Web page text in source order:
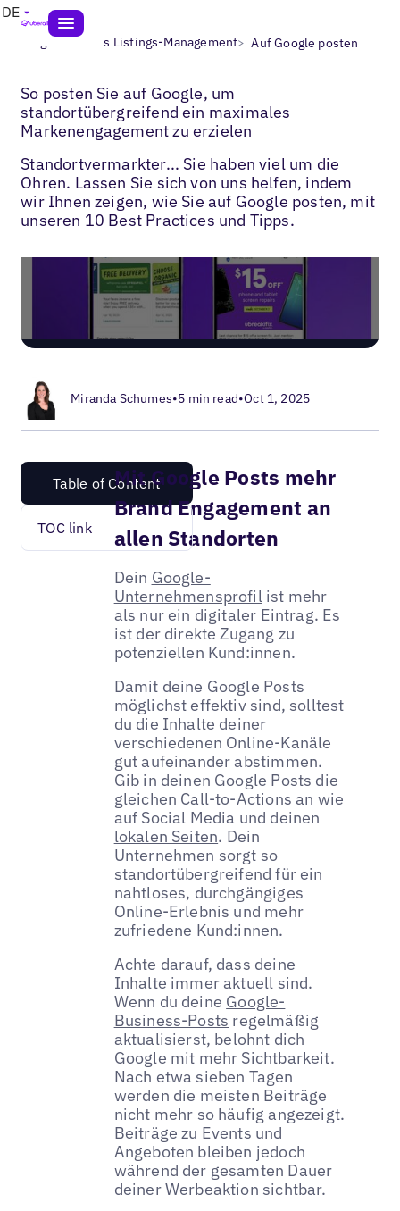
DE
Blogs> Lokales Listings-Management> Auf Google posten
So posten Sie auf Google, um
standortübergreifend ein maximales
Markenengagement zu erzielen
Standortvermarkter... Sie haben viel um die
Ohren. Lassen Sie sich von uns helfen, indem
wir Ihnen zeigen, wie Sie auf Google posten, mit
unseren 10 Best Practices und Tipps.
Miranda Schumes•5 min read•Oct 1, 2025
Table of Content
TOC link
Mit Google Posts mehr
Brand Engagement an
allen Standorten
Dein Google-
Unternehmensprofilist mehr
als nur ein digitaler Eintrag. Es
ist der direkte Zugang zu
potenziellen Kund:innen.
Damit deine Google Posts
möglichst effektiv sind, solltest
du die Inhalte deiner
verschiedenen Online-Kanäle
gut aufeinander abstimmen.
Gib in deinen Google Posts die
gleichen Call-to-Actions an wie
auf Social Media und deinen
lokalen Seiten. Dein
Unternehmen sorgt so
standortübergreifend für ein
nahtloses, durchgängiges
Online-Erlebnis und mehr
zufriedene Kund:innen.
Achte darauf, dass deine
Inhalte immer aktuell sind.
Wenn du deine Google-
Business-Posts regelmäßig
aktualisierst, belohnt dich
Google mit mehr Sichtbarkeit.
Nach etwa sieben Tagen
werden die meisten Beiträge
nicht mehr so häufig angezeigt.
Beiträge zu Events und
Angeboten bleiben jedoch
während der gesamten Dauer
deiner Werbeaktion sichtbar.